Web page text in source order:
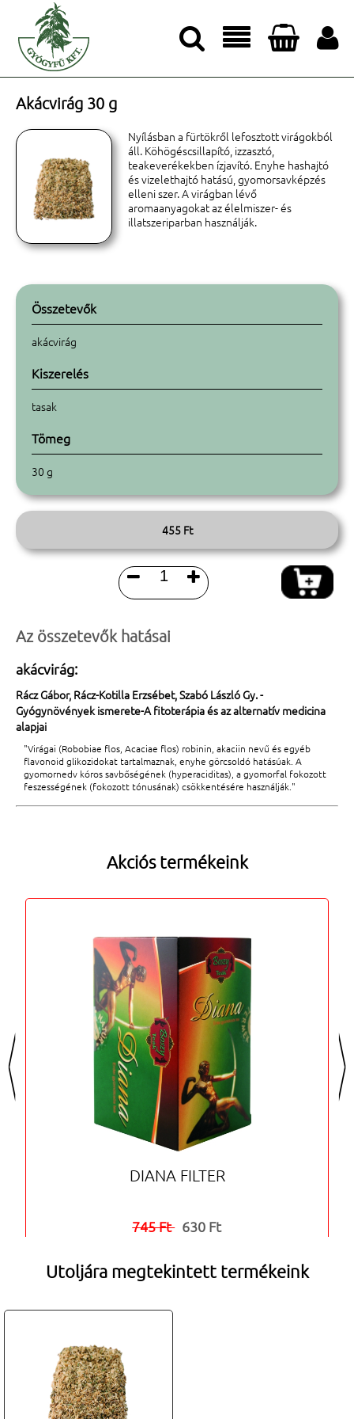




Akácvirág 30 g
Nyílásban a fürtökről lefosztott virágokból
áll. Köhögéscsillapító, izzasztó,
teakeverékekben ízjavító. Enyhe hashajtó
és vizelethajtó hatású, gyomorsavképzés
elleni szer. A virágban lévő
aromaanyagokat az élelmiszer- és
illatszeriparban használják.
Összetevők
akácvirág
Kiszerelés
tasak
Tömeg
30 g
455 Ft
 
Az összetevők hatásai
akácvirág:
Rácz Gábor, Rácz-Kotilla Erzsébet, Szabó László Gy. -
Gyógynövények ismerete-A fitoterápia és az alternatív medicina
alapjai
"Virágai (Robobiae flos, Acaciae flos) robinin, akaciin nevű és egyéb
flavonoid glikozidokat tartalmaznak, enyhe görcsoldó hatásúak. A
gyomornedv kóros savbőségének (hyperaciditas), a gyomorfal fokozott
feszességének (fokozott tónusának) csökkentésére használják."
Akciós termékeink
<
DIANA FILTER
745 Ft 630 Ft
>
Utoljára megtekintett termékeink